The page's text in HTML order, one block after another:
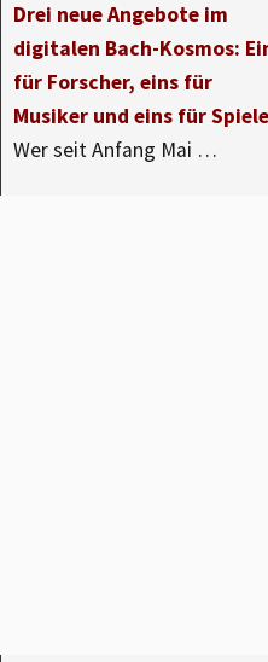
Drei neue Angebote im
digitalen Bach-Kosmos:
für Forscher, eins für
Musiker und eins für
Wer seit Anfang Mai …